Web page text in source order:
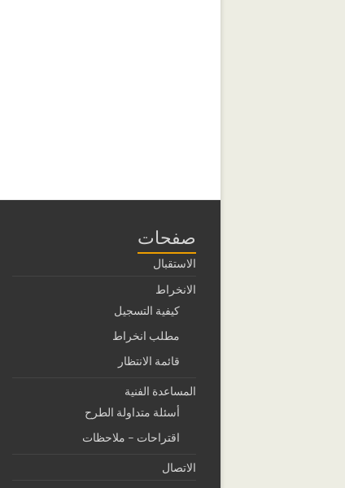
صفحات
الاستقبال
الانخراط
كيفية التسجيل
مطلب انخراط
قائمة الانتظار
المساعدة الفنية
أسئلة متداولة الطرح
اقتراحات – ملاحظات
الاتصال